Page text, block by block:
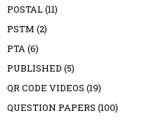
POSTAL(11)
PSTM (2)
PTA(6)
PUBLISHED (5)
QR CODE VIDEOS (19)
QUESTION PAPERS (100)